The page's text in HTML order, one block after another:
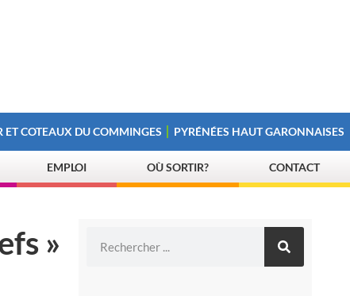
ET COTEAUX DU COMMINGES PYRÉNÉES HAUT GARONNAISES
EMPLOI OÙ SORTIR? CONTACT
»